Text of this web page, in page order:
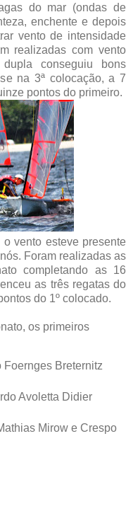
do mar (ondas de
enchente e depois
vento de intensidade
realizadas com vento
conseguiu bons
na 3ª colocação, a 7
pontos do primeiro.
vento esteve presente
Foram realizadas as
completando as 16
as três regatas do
do 1º colocado.
os primeiros
Breternitz
Avoletta Didier
Mirow e Crespo